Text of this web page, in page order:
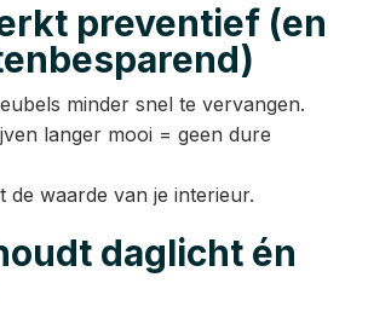
preventief (en
minder snel te vervangen.
langer mooi = geen dure
de waarde van je interieur.
daglicht én